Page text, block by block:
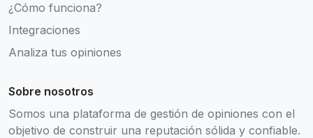
¿Cómo funciona?
Integraciones
Analiza tus opiniones
Sobre nosotros
Somos una plataforma de gestión de opiniones con el
objetivo de construir una reputación sólida y confiable.